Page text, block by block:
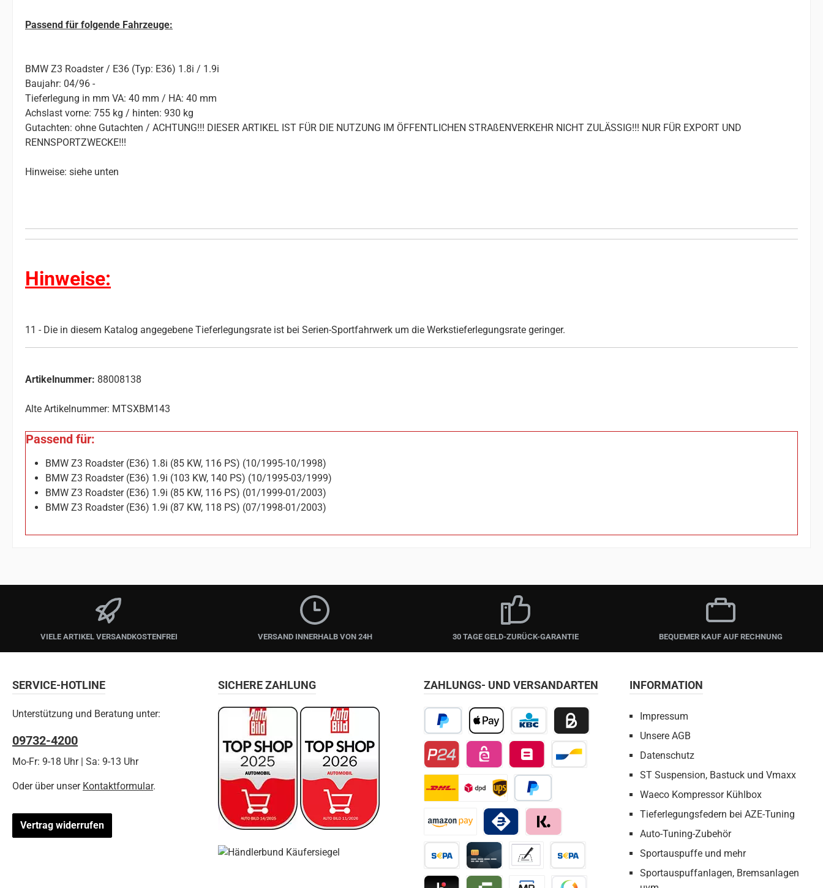
Passend für folgende Fahrzeuge:
BMW Z3 Roadster / E36 (Typ: E36) 1.8i / 1.9i
Baujahr: 04/96 -
Tieferlegung in mm VA: 40 mm / HA: 40 mm
Achslast vorne: 755 kg / hinten: 930 kg
Gutachten: ohne Gutachten / ACHTUNG!!! DIESER ARTIKEL IST FÜR DIE NUTZUNG IM ÖFFENTLICHEN STRAßENVERKEHR NICHT ZULÄSSIG!!! NUR FÜR EXPORT UND
RENNSPORTZWECKE!!!
Hinweise: siehe unten
Hinweise:
11 - Die in diesem Katalog angegebene Tieferlegungsrate ist bei Serien-Sportfahrwerk um die Werkstieferlegungsrate geringer.
Artikelnummer: 88008138
Alte Artikelnummer: MTSXBM143
Passend für:
BMW Z3 Roadster (E36) 1.8i (85 KW, 116 PS) (10/1995-10/1998)
BMW Z3 Roadster (E36) 1.9i (103 KW, 140 PS) (10/1995-03/1999)
BMW Z3 Roadster (E36) 1.9i (85 KW, 116 PS) (01/1999-01/2003)
BMW Z3 Roadster (E36) 1.9i (87 KW, 118 PS) (07/1998-01/2003)
VIELE ARTIKEL VERSANDKOSTENFREI VERSAND INNERHALB VON 24H 30 TAGE GELD-ZURÜCK-GARANTIE BEQUEMER KAUF AUF RECHNUNG
SERVICE-HOTLINE
Unterstützung und Beratung unter:
09732-4200
Mo-Fr: 9-18 Uhr | Sa: 9-13 Uhr
Oder über unser Kontaktformular.
Vertrag widerrufen
ZAHLUNGS- UND VERSANDARTEN
PayPal Apple PayKBC/CBC PaymentBillie / Kauf auf Rechnung
Przelewy24 Belfius Direct Net
Bancontact
Später bezahlen
Amazon Pay Bancomat Pay
Klarna
Vorkasse / Überweisung
Kreditkarte
INFORMATION
Impressum
Unsere AGB
Datenschutz
ST Suspension, Bastuck und Vmaxx
Waeco Kompressor Kühlbox
Tieferlegungsfedern bei AZE-Tuning
Auto-Tuning-Zubehör
Sportauspuffe und mehr
Sportauspuffanlagen, Bremsanlagen
SICHERE ZAHLUNG